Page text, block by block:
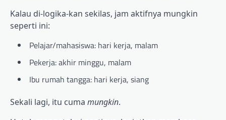
Kalau di-logika-kan sekilas, jam aktifnya mungkin
seperti ini:
Pelajar/mahasiswa: hari kerja, malam
Pekerja: akhir minggu, malam
Ibu rumah tangga: hari kerja, siang
Sekali lagi, itu cuma mungkin.